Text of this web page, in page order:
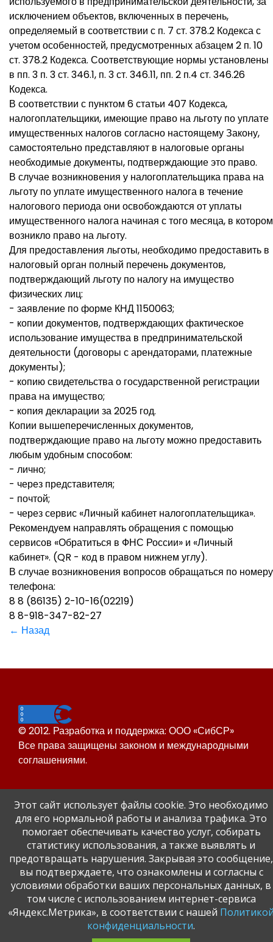
исключением объектов, включенных в перечень,
определяемый в соответствии с п. 7 ст. 378.2 Кодекса с
учетом особенностей, предусмотренных абзацем 2 п. 10
ст. 378.2 Кодекса. Соответствующие нормы установлены
в пп. 3 п. 3 ст. 346.1, п. 3 ст. 346.11, пп. 2 п.4 ст. 346.26
Кодекса.
В соответствии с пунктом 6 статьи 407 Кодекса,
налогоплательщики, имеющие право на льготу по уплате
имущественных налогов согласно настоящему Закону,
самостоятельно представляют в налоговые органы
необходимые документы, подтверждающие это право.
В случае возникновения у налогоплательщика права на
льготу по уплате имущественного налога в течение
налогового периода они освобождаются от уплаты
имущественного налога начиная с того месяца, в котором
возникло право на льготу.
Для предоставления льготы, необходимо предоставить в
налоговый орган полный перечень документов,
подтверждающий льготу по налогу на имущество
физических лиц:
- заявление по форме КНД 1150063;
- копии документов, подтверждающих фактическое
использование имущества в предпринимательской
деятельности (договоры с арендаторами, платежные
документы);
- копию свидетельства о государственной регистрации
права на имущество;
- копия декларации за 2025 год.
Копии вышеперечисленных документов,
подтверждающие право на льготу можно предоставить
любым удобным способом:
- лично;
- через представителя;
- почтой;
- через сервис «Личный кабинет налогоплательщика».
Рекомендуем направлять обращения с помощью
сервисов «Обратиться в ФНС России» и «Личный
кабинет». (QR - код в правом нижнем углу).
В случае возникновения вопросов обращаться по номеру
телефона:
8 8 (86135) 2-10-16(02219)
8 8-918-347-82-27
← Назад
© 2012. Разработка и поддержка: ООО «СибСР»
Все права защищены законом и международными
соглашениями.
Сайт Динского района
Официальный сайт администрации Краснодарского
края.
Этот сайт использует файлы cookie. Это необходимо
для его нормальной работы и анализа трафика. Это
помогает обеспечивать качество услуг, собирать
статистику использования, а также выявлять и
предотвращать нарушения. Закрывая это сообщение,
вы подтверждаете, что ознакомлены и согласны с
условиями обработки ваших персональных данных, в
том числе с использованием интернет-сервиса
«Яндекс.Метрика», в соответствии с нашей
конфиденциальности.